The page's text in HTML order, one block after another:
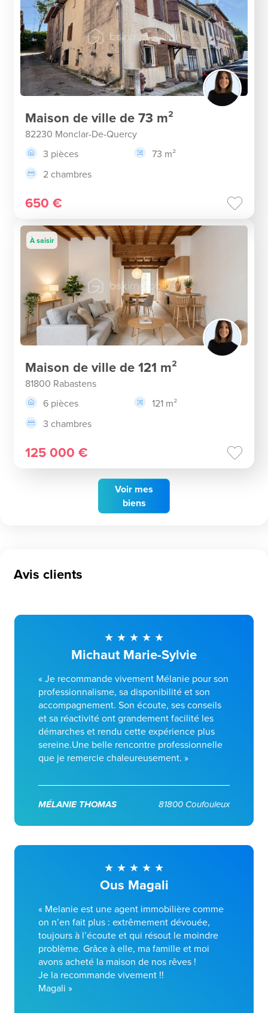
Voir mes
biens
Maison de ville de 73 m²
82230 Monclar-De-Quercy
3 pièces
73 m²
2 chambres
650 €
À saisir
Maison de ville de 121 m²
81800 Rabastens
6 pièces
121 m²
3 chambres
125 000 €
Avis clients
Michaut Marie-Sylvie
« Je recommande vivement Mélanie pour son
professionnalisme, sa disponibilité et son
accompagnement. Son écoute, ses conseils
et sa réactivité ont grandement facilité les
démarches et rendu cette expérience plus
sereine.Une belle rencontre professionnelle
que je remercie chaleureusement. »
MÉLANIE THOMAS 81800 Coufouleux
Ous Magali
« Melanie est une agent immobilière comme
on n’en fait plus : extrêmement dévouée,
toujours à l’écoute et qui résout le moindre
problème. Grâce à elle, ma famille et moi
avons acheté la maison de nos rêves !
Je la recommande vivement !!
Magali »